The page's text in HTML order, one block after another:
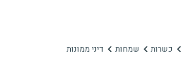
כשרות שמחות דיני ממונות